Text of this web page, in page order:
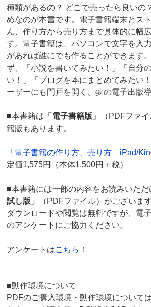
種類があるの？ どこで売ったら良いの
めなのが本書です。電子書籍端末とス
ん、作り方から売り方まで具体的に幅
す。電子書籍は、パソコンで文字を入
があれば誰にでも作ることができます
ず、「小説を書いてみたい！」「自分
い！」「ブログを本にまとめてみたい
ーザーにも門戸を開く、夢の電子出版
■本書籍は「電子書籍版 」（PDFファ
籍版もあります。
「電子書籍の作り方、売り方 iPad/
定価1,575円（本体1,500円＋税）
■本書籍には一部の内容をお読みいただ
試し版」
（PDFファイル）がございます
ダウンロードや閲覧は無料ですが、電
のアンケートにご協力ください。
アンケートは こちら ！
■動作環境について
PDFのご購入環境・動作環境について